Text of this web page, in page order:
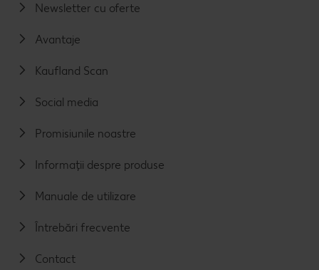
Newsletter cu oferte
Avantaje
Kaufland Scan
Social media
Promisiunile noastre
Informații despre produse
Manuale de utilizare
Întrebări frecvente
Contact